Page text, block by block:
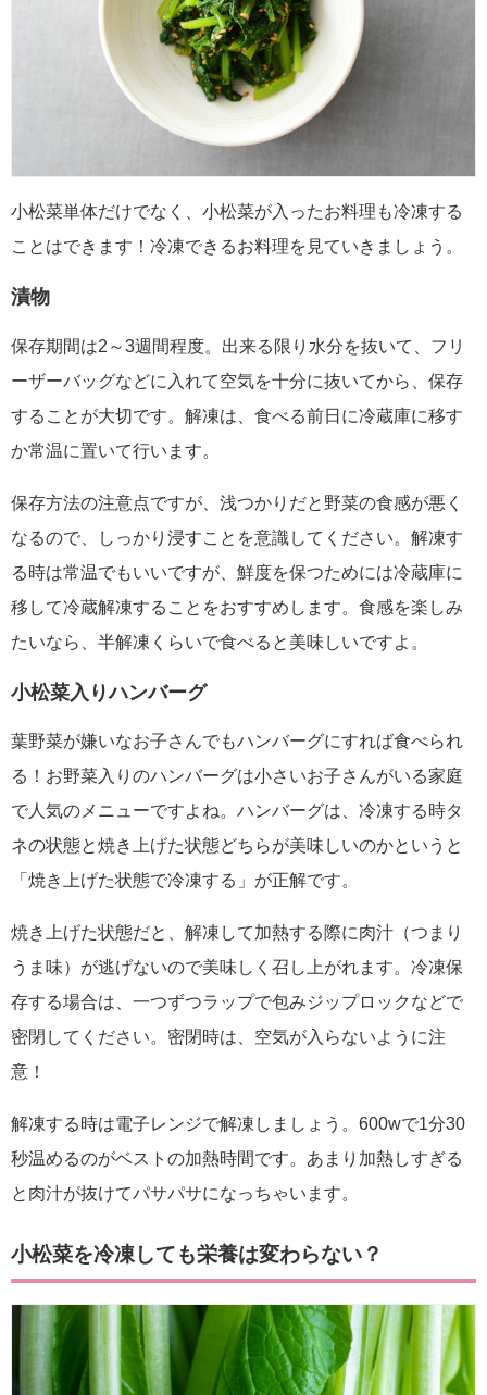
小松菜単体だけでなく、小松菜が入ったお料理も冷凍する
ことはできます！冷凍できるお料理を見ていきましょう。
漬物
保存期間は2～3週間程度。出来る限り水分を抜いて、フリ
ーザーバッグなどに入れて空気を十分に抜いてから、保存
することが大切です。解凍は、食べる前日に冷蔵庫に移す
か常温に置いて行います。
保存方法の注意点ですが、浅つかりだと野菜の食感が悪く
なるので、しっかり浸すことを意識してください。解凍す
る時は常温でもいいですが、鮮度を保つためには冷蔵庫に
移して冷蔵解凍することをおすすめします。食感を楽しみ
たいなら、半解凍くらいで食べると美味しいですよ。
小松菜入りハンバーグ
葉野菜が嫌いなお子さんでもハンバーグにすれば食べられ
る！お野菜入りのハンバーグは小さいお子さんがいる家庭
で人気のメニューですよね。ハンバーグは、冷凍する時タ
ネの状態と焼き上げた状態どちらが美味しいのかというと
「焼き上げた状態で冷凍する」が正解です。
焼き上げた状態だと、解凍して加熱する際に肉汁（つまり
うま味）が逃げないので美味しく召し上がれます。冷凍保
存する場合は、一つずつラップで包みジップロックなどで
密閉してください。密閉時は、空気が入らないように注
意！
解凍する時は電子レンジで解凍しましょう。600wで1分30
秒温めるのがベストの加熱時間です。あまり加熱しすぎる
と肉汁が抜けてパサパサになっちゃいます。
小松菜を冷凍しても栄養は変わらない？